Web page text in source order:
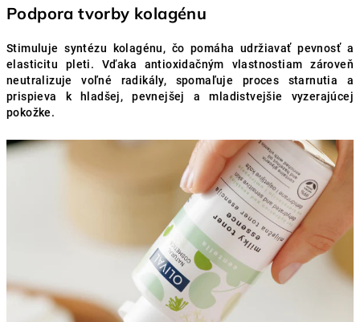
Podpora tvorby kolagénu
Stimuluje syntézu kolagénu, čo pomáha udržiavať pevnosť a
elasticitu pleti. Vďaka antioxidačným vlastnostiam zároveň
neutralizuje voľné radikály, spomaľuje proces starnutia a
prispieva k hladšej, pevnejšej a mladistvejšie vyzerajúcej
pokožke.